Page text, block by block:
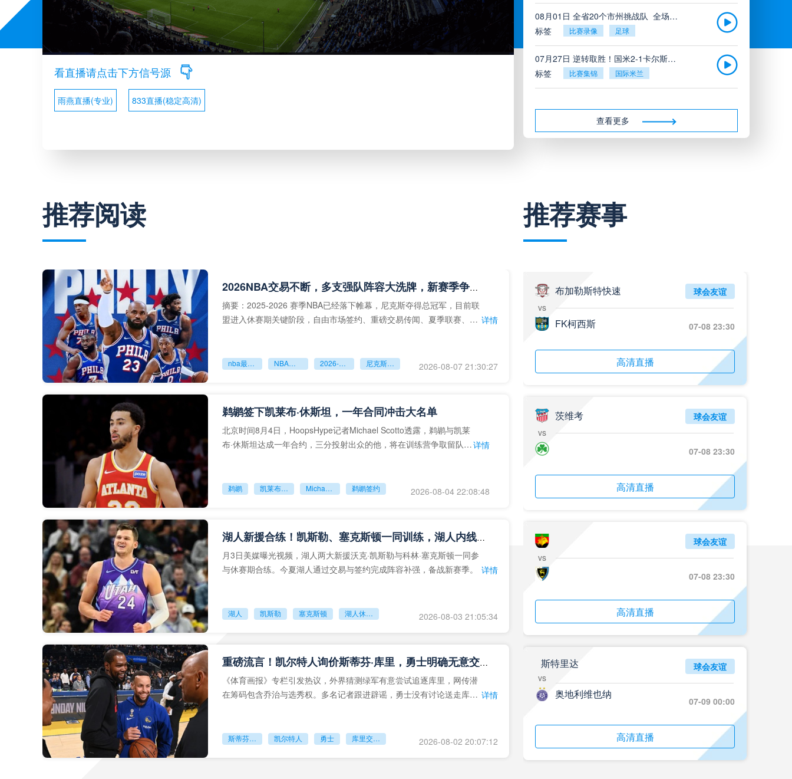
看直播请点击下方信号源
雨燕直播(专业) 833直播(稳定高清)
08月01日 全省20个市州挑战队_全场录像回放
标签
比赛录像 足球
07月27日 逆转取胜！国米2-1卡尔斯鲁厄_全场录像回放
标签
比赛集锦 国际米兰
足球
标签
比赛录像 足球
07月26日 广州戴拿模_全场录像回放
标签
标签
比赛录像 足球
07月26日 中国澳门千叶_全场录像回放
标签
比赛录像
标签
足球
标签
比赛录像
07月26日 佛山维京_全场录像回放
标签
标签
比赛集锦 多特蒙德
标签
标签
07月25日 云东海街道_全场录像回放
标签
比赛录像 足球
标签
比赛录像
07月25日 藝品高國際_全场录像回放
07月25日 大塘控股_全场录像回放
查看更多
推荐阅读
2026NBA交易不断，多支强队阵容大洗牌，新赛季争冠队出炉
摘要：2025‑2026 赛季NBA已经落下帷幕，尼克斯夺得总冠军，目前联
盟进入休赛期关键阶段，自由市场签约、重磅交易传闻、夏季联赛、新 详情
nba最新新闻 NBA休赛期资讯 2026‑2027NBA前瞻 尼克斯总冠军 2026-08-07 21:30:27
鹈鹕签下凯莱布·休斯坦，一年合同冲击大名单
北京时间8月4日，HoopsHype记者Michael Scotto透露，鹈鹕与凯莱
布·休斯坦达成一年合约，三分投射出众的他，将在训练营争取留队机详情
鹈鹕 凯莱布‑休斯坦 Michael Scotto 鹈鹕签约 2026-08-04 22:08:48
湖人新援合练！凯斯勒、塞克斯顿一同训练，湖人内线补强成型
月3日美媒曝光视频，湖人两大新援沃克·凯斯勒与科林·塞克斯顿一同参
与休赛期合练。今夏湖人通过交易与签约完成阵容补强，备战新赛季。
详情
湖人 凯斯勒 塞克斯顿 湖人休赛期引援 2026-08-03 21:05:34
重磅流言！凯尔特人询价斯蒂芬·库里，勇士明确无意交易队魂
《体育画报》专栏引发热议，外界猜测绿军有意尝试追逐库里，网传潜
在筹码包含乔治与选秀权。多名记者跟进辟谣，勇士没有讨论送走库里 详情
斯蒂芬库里 凯尔特人 勇士 库里交易传闻 2026-08-02 20:07:12
推荐赛事
布加勒斯特快速
vs
FK柯西斯
球会友谊
07-08 23:30
高清直播
茨维考
vs
球会友谊
07-08 23:30
高清直播
vs
球会友谊
07-08 23:30
高清直播
斯特里达
vs
奥地利维也纳
球会友谊
07-09 00:00
高清直播